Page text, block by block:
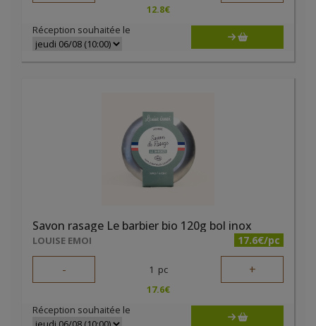
12.8€
Réception souhaitée le
Savon rasage Le barbier bio 120g bol inox
LOUISE EMOI 17.6€/pc
- 1 pc +
17.6€
Réception souhaitée le